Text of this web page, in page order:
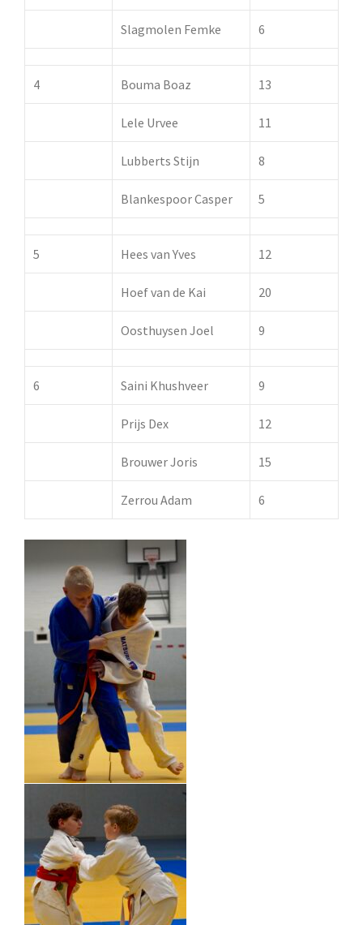
Slagmolen Femke 6
4 Bouma Boaz 13
Lele Urvee 11
Lubberts Stijn 8
Blankespoor Casper 5
5 Hees van Yves 12
Hoef van de Kai 20
Oosthuysen Joel 9
6 Saini Khushveer 9
Prijs Dex 12
Brouwer Joris 15
Zerrou Adam 6